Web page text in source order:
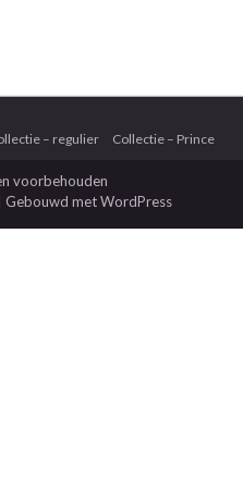
– regulier Collectie – Prince
voorbehouden
| Gebouwd metWordPress